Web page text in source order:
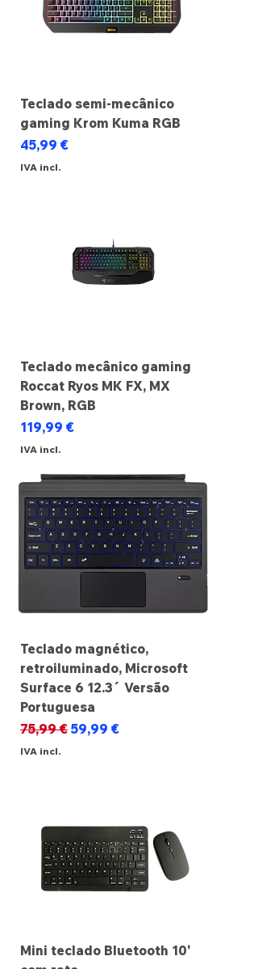
Teclado semi-mecânico
gaming Krom Kuma RGB
Preço
45,99 €
IVA incl.
Teclado mecânico gaming
Roccat Ryos MK FX, MX
Brown, RGB
Preço
119,99 €
IVA incl.
Teclado magnético,
retroiluminado, Microsoft
Surface 6 12.3´ Versão
Portuguesa
Preço normal
75,99 € Preço promocional
59,99 €
IVA incl.
Mini teclado Bluetooth 10'